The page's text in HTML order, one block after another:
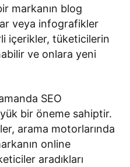
markanın blog
veya infografikler
içerikler, tüketicilerin
ve onlara yeni
SEO
bir öneme sahiptir.
arama motorlarında
online
aradıkları